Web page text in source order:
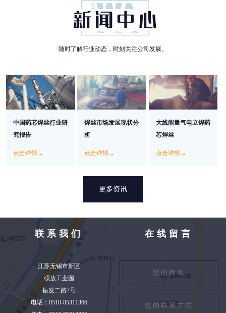
随时了解行业动态，时刻关注公司发展。
中国药芯焊丝行业研
究报告
点击详情→
焊丝市场发展现状分
析
点击详情→
大线能量气电立焊药
芯焊丝
点击详情→
更多资讯
联系我们
江苏无锡市新区
硕放工业园
振发二路7号
电话：0510-85311366
在线留言